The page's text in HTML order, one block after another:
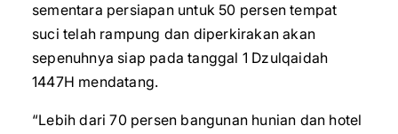
sementara persiapan untuk 50 persen tempat
suci telah rampung dan diperkirakan akan
sepenuhnya siap pada tanggal 1 Dzulqaidah
1447H mendatang.
“Lebih dari 70 persen bangunan hunian dan hotel